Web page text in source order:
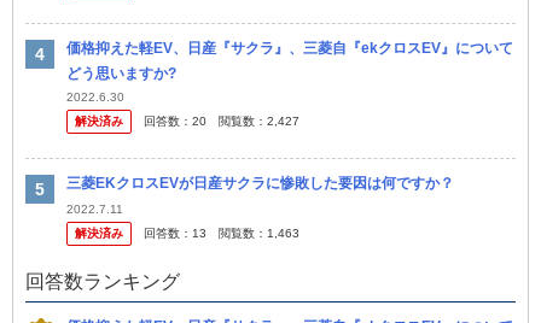
価格抑えた軽EV、日産『サクラ』、三菱自『ekクロスEV』について
どう思いますか?
2022.6.30
解決済み
回答数： 20 閲覧数： 2,427
三菱EKクロスEVが日産サクラに惨敗した要因は何ですか？
2022.7.11
解決済み
回答数： 13 閲覧数： 1,463
回答数ランキング